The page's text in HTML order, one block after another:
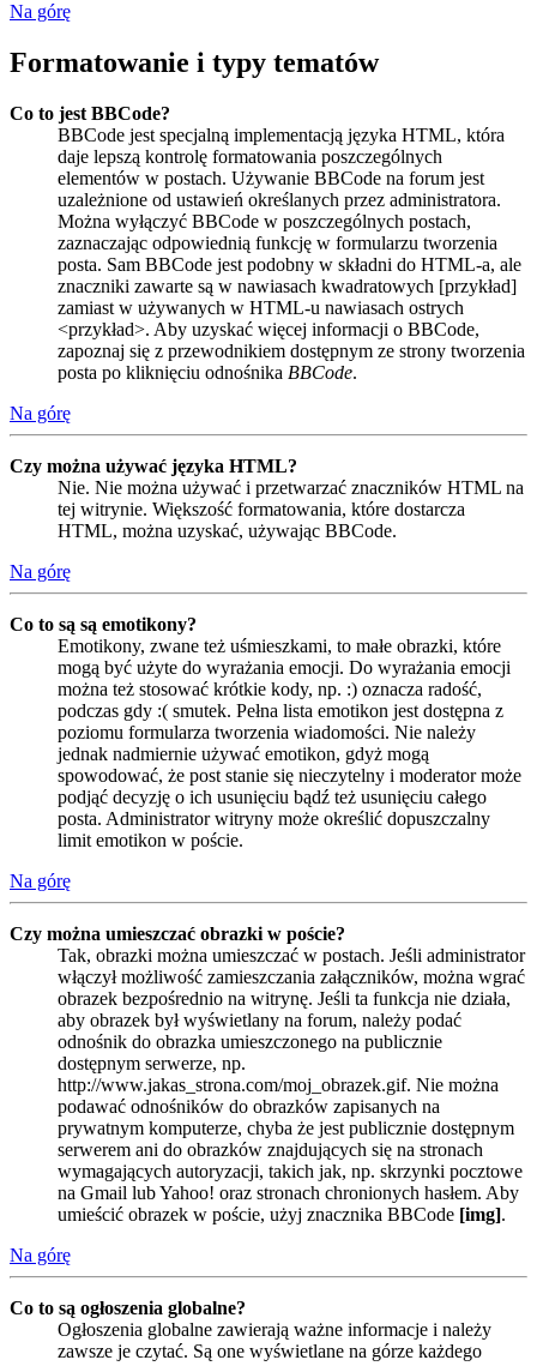
Na górę
Formatowanie i typy tematów
Co to jest BBCode?
BBCode jest specjalną implementacją języka HTML, która
daje lepszą kontrolę formatowania poszczególnych
elementów w postach. Używanie BBCode na forum jest
uzależnione od ustawień określanych przez administratora.
Można wyłączyć BBCode w poszczególnych postach,
zaznaczając odpowiednią funkcję w formularzu tworzenia
posta. Sam BBCode jest podobny w składni do HTML-a, ale
znaczniki zawarte są w nawiasach kwadratowych [przykład]
zamiast w używanych w HTML-u nawiasach ostrych
<przykład>. Aby uzyskać więcej informacji o BBCode,
zapoznaj się z przewodnikiem dostępnym ze strony tworzenia
posta po kliknięciu odnośnika BBCode.
Na górę
Czy można używać języka HTML?
Nie. Nie można używać i przetwarzać znaczników HTML na
tej witrynie. Większość formatowania, które dostarcza
HTML, można uzyskać, używając BBCode.
Na górę
Co to są są emotikony?
Emotikony, zwane też uśmieszkami, to małe obrazki, które
mogą być użyte do wyrażania emocji. Do wyrażania emocji
można też stosować krótkie kody, np. :) oznacza radość,
podczas gdy :( smutek. Pełna lista emotikon jest dostępna z
poziomu formularza tworzenia wiadomości. Nie należy
jednak nadmiernie używać emotikon, gdyż mogą
spowodować, że post stanie się nieczytelny i moderator może
podjąć decyzję o ich usunięciu bądź też usunięciu całego
posta. Administrator witryny może określić dopuszczalny
limit emotikon w poście.
Na górę
Czy można umieszczać obrazki w poście?
Tak, obrazki można umieszczać w postach. Jeśli administrator
włączył możliwość zamieszczania załączników, można wgrać
obrazek bezpośrednio na witrynę. Jeśli ta funkcja nie działa,
aby obrazek był wyświetlany na forum, należy podać
odnośnik do obrazka umieszczonego na publicznie
dostępnym serwerze, np.
http://www.jakas_strona.com/moj_obrazek.gif. Nie można
podawać odnośników do obrazków zapisanych na
prywatnym komputerze, chyba że jest publicznie dostępnym
serwerem ani do obrazków znajdujących się na stronach
wymagających autoryzacji, takich jak, np. skrzynki pocztowe
na Gmail lub Yahoo! oraz stronach chronionych hasłem. Aby
umieścić obrazek w poście, użyj znacznika BBCode [img].
Na górę
Co to są ogłoszenia globalne?
Ogłoszenia globalne zawierają ważne informacje i należy
zawsze je czytać. Są one wyświetlane na górze każdego